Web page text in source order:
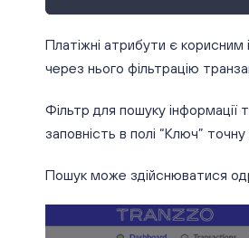
Платіжні атрибути є корисним
через нього фільтрацію
Фільтр для пошуку інформації
заповність в полі “Ключ”
Пошук може здійснюватися